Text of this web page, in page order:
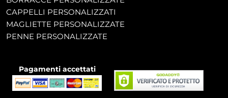
CAPPELLI PERSONALIZZATI
MAGLIETTE PERSONALIZZATE
PENNE PERSONALIZZATE
Pagamenti accettati